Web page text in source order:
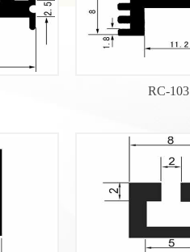
RC-103